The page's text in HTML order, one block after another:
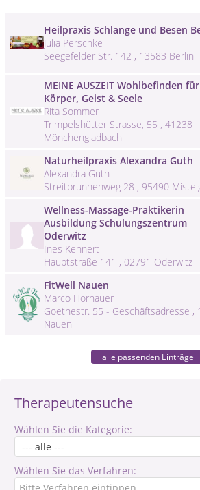
Therapeutensuche
Wählen Sie die Kategorie:
Wählen Sie das Verfahren:
Heilpraxis Schlange und Besen
Julia Perschke
Seegefelder Str. 142 , 13583 Berlin
MEINE AUSZEIT Wohlbefinden für
Körper, Geist & Seele
Rita Sommer
Trimpelshütter Strasse, 55 , 41238
Mönchengladbach
Naturheilpraxis Alexandra Guth
Alexandra Guth
Streitbrunnenweg 28 , 95490
Wellness-Massage-Praktikerin
Ausbildung Schulungszentrum
Oderwitz
Ines Kennert
Hauptstraße 141 , 02791 Oderwitz
FitWell Nauen
Marco Hornauer
Goethestr. 55 - Geschäftsadresse ,
Nauen
alle passenden Einträge